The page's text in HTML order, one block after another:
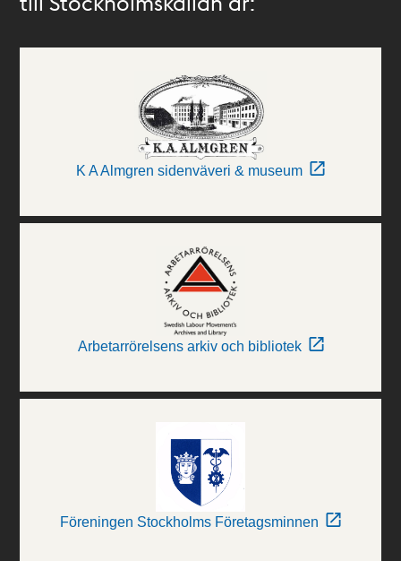
K A Almgren sidenväveri & museum
Arbetarrörelsens arkiv och bibliotek
Föreningen Stockholms Företagsminnen